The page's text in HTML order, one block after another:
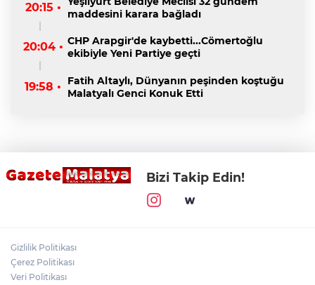
20:15 •
maddesini karara bağladı
20:04 • CHP Arapgir'de kaybetti...Cömertoğlu
ekibiyle Yeni Partiye geçti
19:58 •
Fatih Altaylı, Dünyanın peşinden koştuğu
Malatyalı Genci Konuk Etti
Bizi Takip Edin!
Gizlilik Politikası
Çerez Politikası
Veri Politikası